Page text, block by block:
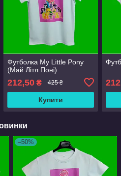
Футболка My Little Pony
(Май Літл Поні)
212,50₴ 425 ₴
Купити
–50%